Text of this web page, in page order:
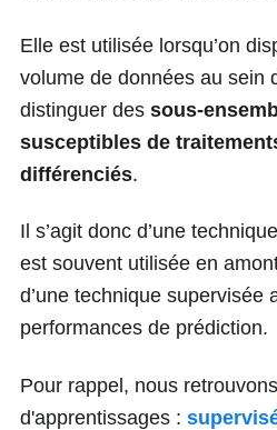
Elle est utilisée lorsqu’on
volume de données au sein
distinguer des sous-
susceptibles de
différenciés.
Il s’agit donc d’une
est souvent utilisée en
d’une technique supervisée
performances de prédiction.
Pour rappel, nous
d'apprentissages :